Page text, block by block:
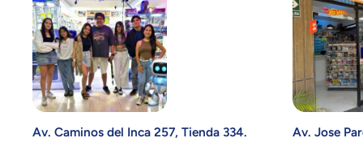
Av. Caminos del Inca 257, Tienda 334.
Av. Jose